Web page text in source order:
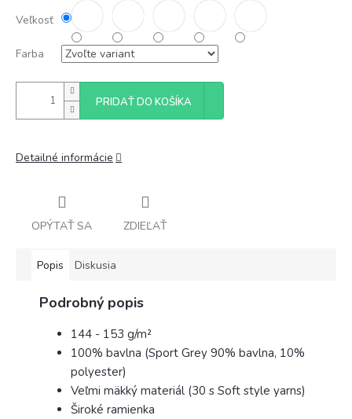
Veľkosť
Farba
PRIDAŤ DO KOŠÍKA
Detailné informácie
OPÝTAŤ SA ZDIEĽAŤ
Popis Diskusia
Podrobný popis
144 - 153 g/m²
100% bavlna (Sport Grey 90% bavlna, 10%
polyester)
Veľmi mäkký materiál (30 s Soft style yarns)
Široké ramienka